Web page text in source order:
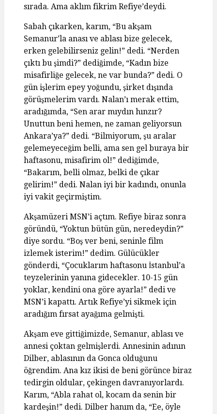
sırada. Ama aklım fikrim Refiye’deydi.
Sabah çıkarken, karım, “Bu akşam
Semanur’la anası ve ablası bize gelecek,
erken gelebilirseniz gelin!” dedi. “Nerden
çıktı bu şimdi?” dediğimde, “Kadın bize
misafirliğe gelecek, ne var bunda?” dedi. O
gün işlerim epey yoğundu, şirket dışında
görüşmelerim vardı. Nalan’ı merak ettim,
aradığımda, “Sen arar mıydın hınzır?
Unuttun beni hemen, ne zaman geliyorsun
Ankara’ya?” dedi. “Bilmiyorum, şu aralar
gelemeyeceğim belli, ama sen gel buraya bir
haftasonu, misafirim ol!” dediğimde,
“Bakarım, belli olmaz, belki de çıkar
gelirim!” dedi. Nalan iyi bir kadındı, onunla
iyi vakit geçirmiştim.
Akşamüzeri MSN’i açtım. Refiye biraz sonra
göründü, “Yoktun bütün gün, neredeydin?”
diye sordu. “Boş ver beni, seninle film
izlemek isterim!” dedim. Gülücükler
gönderdi, “Çocuklarım haftasonu İstanbul’a
teyzelerinin yanına gidecekler. 10-15 gün
yoklar, kendini ona göre ayarla!” dedi ve
MSN’i kapattı. Artık Refiye’yi sikmek için
aradığım fırsat ayağıma gelmişti.
Akşam eve gittiğimizde, Semanur, ablası ve
annesi çoktan gelmişlerdi. Annesinin adının
Dilber, ablasının da Gonca olduğunu
öğrendim. Ana kız ikisi de beni görünce biraz
tedirgin oldular, çekingen davranıyorlardı.
Karım, “Abla rahat ol, kocam da senin bir
kardeşin!” dedi. Dilber hanım da, “Ee, öyle